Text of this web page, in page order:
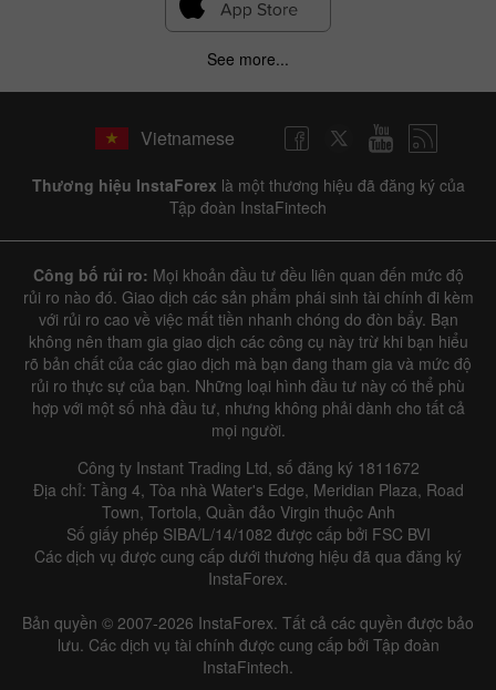
See more...
Vietnamese
Thương hiệu InstaForex là một thương hiệu đã đăng ký của
Tập đoàn InstaFintech
Công bố rủi ro: Mọi khoản đầu tư đều liên quan đến mức độ
rủi ro nào đó. Giao dịch các sản phẩm phái sinh tài chính đi kèm
với rủi ro cao về việc mất tiền nhanh chóng do đòn bẩy. Bạn
không nên tham gia giao dịch các công cụ này trừ khi bạn hiểu
rõ bản chất của các giao dịch mà bạn đang tham gia và mức độ
rủi ro thực sự của bạn. Những loại hình đầu tư này có thể phù
hợp với một số nhà đầu tư, nhưng không phải dành cho tất cả
mọi người.
Công ty Instant Trading Ltd, số đăng ký 1811672
Địa chỉ: Tầng 4, Tòa nhà Water's Edge, Meridian Plaza, Road
Town, Tortola, Quần đảo Virgin thuộc Anh
Số giấy phép SIBA/L/14/1082 được cấp bởi FSC BVI
Các dịch vụ được cung cấp dưới thương hiệu đã qua đăng ký
InstaForex.
Bản quyền © 2007-2026 InstaForex. Tất cả các quyền được bảo
lưu. Các dịch vụ tài chính được cung cấp bởi Tập đoàn
InstaFintech.